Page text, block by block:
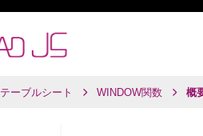
テーブルシート WINDOW関数 概